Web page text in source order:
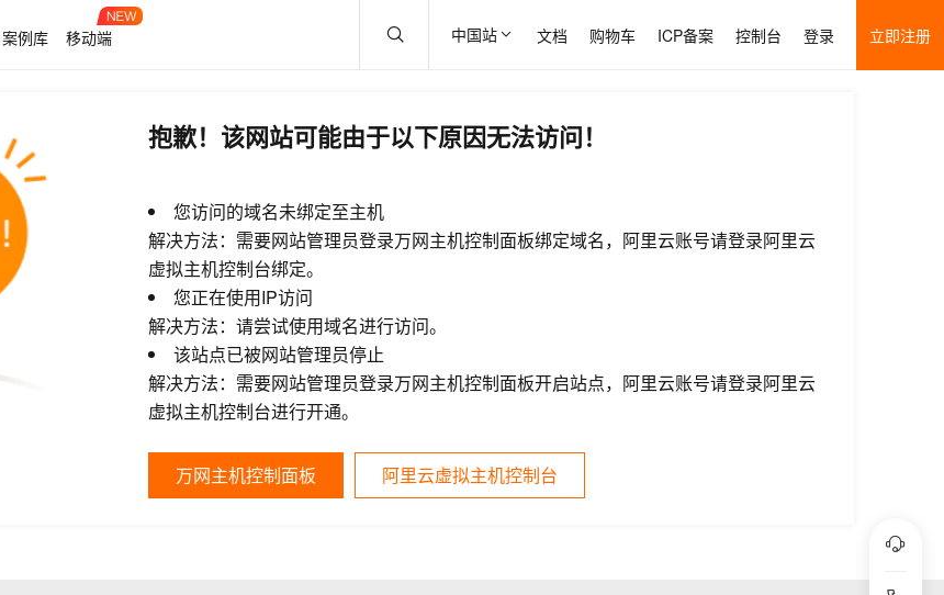
案例库 移动端 中国站 文档 购物车 ICP备案 控制台 登录 立即注册
抱歉！该网站可能由于以下原因无法访问！
您访问的域名未绑定至主机
解决方法：需要网站管理员登录万网主机控制面板绑定域名，阿里云账号请登录阿里云
虚拟主机控制台绑定。
您正在使用IP访问
解决方法：请尝试使用域名进行访问。
该站点已被网站管理员停止
解决方法：需要网站管理员登录万网主机控制面板开启站点，阿里云账号请登录阿里云
虚拟主机控制台进行开通。
万网主机控制面板 阿里云虚拟主机控制台